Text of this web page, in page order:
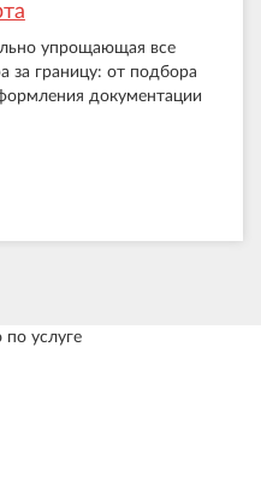
упрощающая все
за границу: от подбора
документации
по услуге